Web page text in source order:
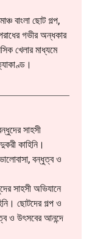
বাংলা ছোট গল্প,
গভীর অন্ধকার
খেলার মাধ্যমে
সাহসী অভিযানে
ছোটদের গল্প ও
ও উৎসবের আনন্দে